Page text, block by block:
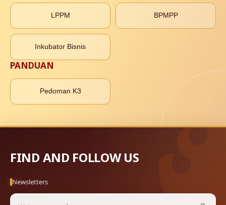
LPPM BPMPP
Inkubator Bisnis
PANDUAN
Pedoman K3
FIND AND FOLLOW US
Newsletters